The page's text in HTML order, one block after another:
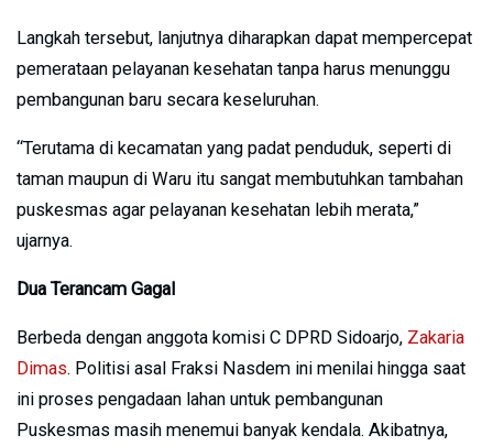
Langkah tersebut, lanjutnya diharapkan dapat mempercepat
pemerataan pelayanan kesehatan tanpa harus menunggu
pembangunan baru secara keseluruhan.
“Terutama di kecamatan yang padat penduduk, seperti di
taman maupun di Waru itu sangat membutuhkan tambahan
puskesmas agar pelayanan kesehatan lebih merata,”
ujarnya.
Dua Terancam Gagal
Berbeda dengan anggota komisi C DPRD Sidoarjo, Zakaria
Dimas. Politisi asal Fraksi Nasdem ini menilai hingga saat
ini proses pengadaan lahan untuk pembangunan
Puskesmas masih menemui banyak kendala. Akibatnya,